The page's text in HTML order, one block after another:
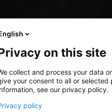
on this site
collect and process your data
your consent to all or selected
see our privacy policy.
policy